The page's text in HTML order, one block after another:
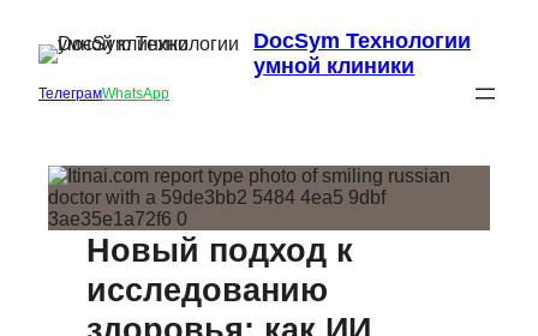
DocSym Технологии
умной клиники
ТелеграмWhatsApp
Новый подход к
исследованию